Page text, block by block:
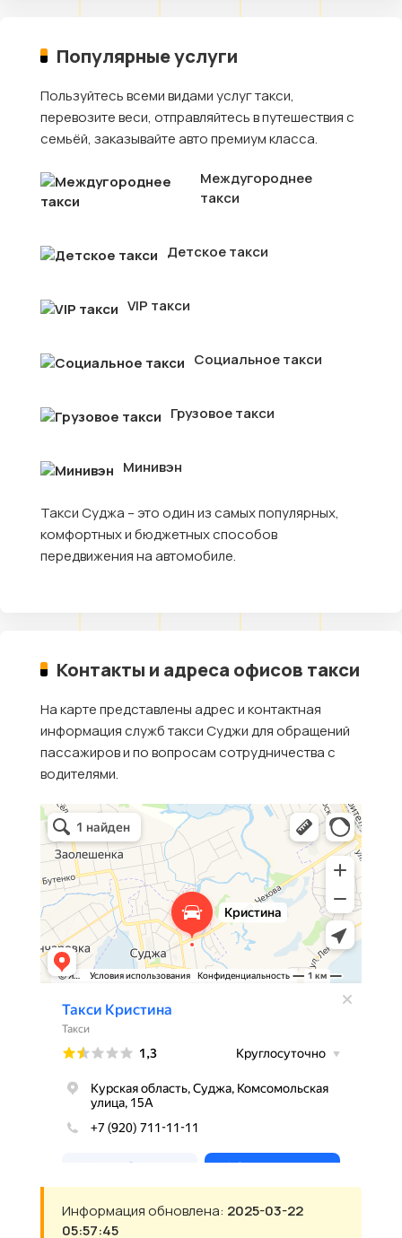
Популярные услуги
Пользуйтесь всеми видами услуг такси,
перевозите веси, отправляйтесь в путешествия с
семьёй, заказывайте авто премиум класса.
Междугороднее
такси
Детское такси
VIP такси
Социальное такси
Грузовое такси
Минивэн
Такси Суджа – это один из самых популярных,
комфортных и бюджетных способов
передвижения на автомобиле.
Контакты и адреса офисов такси
На карте представлены адрес и контактная
информация служб такси Суджи для обращений
пассажиров и по вопросам сотрудничества с
водителями.
Информация обновлена: 2025-03-22
05:57:45